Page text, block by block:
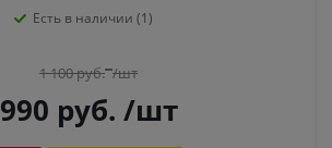
Есть в наличии (1)
1 100руб. /шт
990 руб. /шт